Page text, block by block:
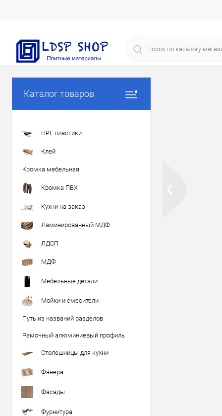
Каталог товаров
HPL пластики
Клей
Кромка мебельная
Кромка ПВХ
Кухни на заказ
Ламинированный МДФ
ЛДСП
МДФ
Мебельные детали
Мойки и смесители
Путь из названий разделов
Рамочный алюминиевый профиль
Столешницы для кухни
Фанера
Фасады
Фурнитура